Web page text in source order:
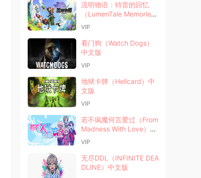
流明物语：特雷的回忆
（LumenTale Memories
of Trey）中文版
VIP
看门狗（Watch Dogs）
中文版
VIP
地狱卡牌（Hellcard）中
文版
VIP
若不疯魔何言爱过（From
Madness With Love）中
文版
VIP
无尽DDL（INFINITE DEA
DLINE）中文版